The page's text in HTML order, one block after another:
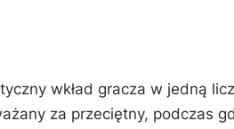
wkład gracza w jedną
za przeciętny, podczas